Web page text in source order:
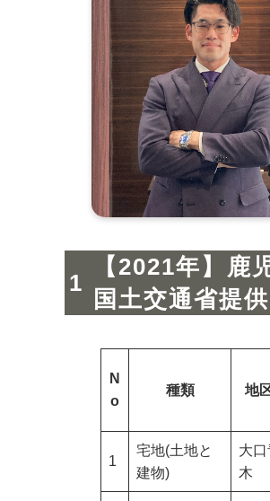
【2021年】鹿
国土交通省提
N
o
種類 地
1
宅地(土地と
建物)
大
木